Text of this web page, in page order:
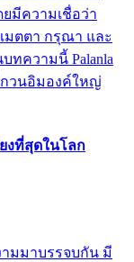
มีความเชื่อว่า
ตตา กรุณา และ
ทความนี้ Palanla
กวนอิมองค์ใหญ่
งที่สุดในโลก
มมาบรรจบกัน มี